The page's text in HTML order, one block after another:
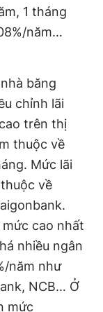
1 tháng
năm…
băng
chỉnh lãi
trên thị
thuộc về
Mức lãi
về
cao nhất
nhiều ngân
năm như
NCB… Ở
mức